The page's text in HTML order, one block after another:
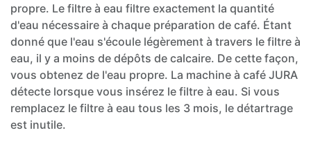
propre. Le filtre à eau filtre exactement la quantité
d'eau nécessaire à chaque préparation de café. Étant
donné que l'eau s'écoule légèrement à travers le filtre à
eau, il y a moins de dépôts de calcaire. De cette façon,
vous obtenez de l'eau propre. La machine à café JURA
détecte lorsque vous insérez le filtre à eau. Si vous
remplacez le filtre à eau tous les 3 mois, le détartrage
est inutile.